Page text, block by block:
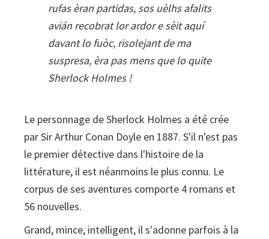
mistèris
rufas èran partidas, sos uèlhs afalits
avián recobrat lor ardor e sèit aquí
davant lo fuòc, risolejant de ma
suspresa, èra pas mens que lo quite
Sherlock Holmes !
Le personnage de Sherlock Holmes a été crée
par Sir Arthur Conan Doyle en 1887. S'il n'est pas
le premier détective dans l'histoire de la
littérature, il est néanmoins le plus connu. Le
corpus de ses aventures comporte 4 romans et
56 nouvelles.
Grand, mince, intelligent, il s'adonne parfois à la